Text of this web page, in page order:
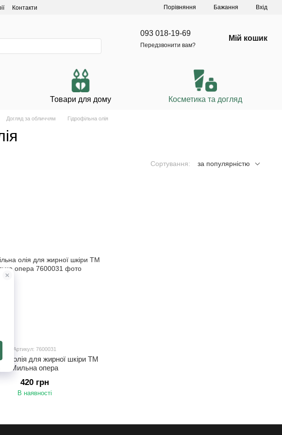
Контакти Порівняння Бажання Вхід
093 018-19-69
Передзвонити вам?
Мій кошик
Товари для дому Косметика та догляд
Догляд за обличчям Гідрофільна олія
Сортування: за популярністю
Артикул: 7600031
олія для жирної шкіри ТМ
Мильна опера
420 грн
В наявності